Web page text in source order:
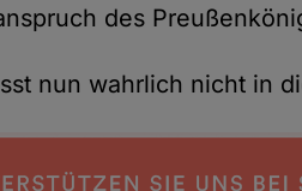
des
nun wahrlich nicht in